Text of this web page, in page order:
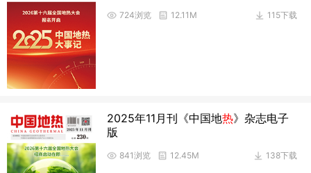
115下载
724浏览 12.11M
2025年11月刊《中国地热》杂志电子
版
138下载
841浏览 12.45M